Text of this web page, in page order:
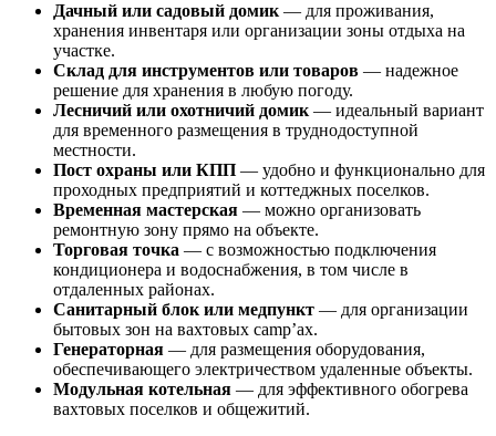
Дачный или садовый домик — для проживания,
хранения инвентаря или организации зоны отдыха на
участке.
Склад для инструментов или товаров — надежное
решение для хранения в любую погоду.
Лесничий или охотничий домик — идеальный вариант
для временного размещения в труднодоступной
местности.
Пост охраны или КПП — удобно и функционально для
проходных предприятий и коттеджных поселков.
Временная мастерская — можно организовать
ремонтную зону прямо на объекте.
Торговая точка — с возможностью подключения
кондиционера и водоснабжения, в том числе в
отдаленных районах.
Санитарный блок или медпункт — для организации
бытовых зон на вахтовых camp’ах.
Генераторная — для размещения оборудования,
обеспечивающего электричеством удаленные объекты.
Модульная котельная — для эффективного обогрева
вахтовых поселков и общежитий.